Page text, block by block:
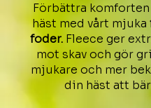
Förbättra
häst med vårt mjuka
foder. Fleece ger
mot skav och gör
mjukare och mer
din häst att